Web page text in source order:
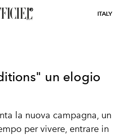
ITALY
un elogio
la nuova campagna, un
per vivere, entrare in